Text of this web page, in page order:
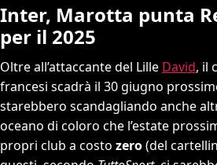
Inter, Marotta punta
per il 2025
Oltre all’attaccante del Lille David, il
francesi scadrà il 30 giugno
starebbero scandagliando anche
oceano di coloro che l’estate
propri club a costo zero(del